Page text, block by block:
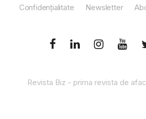
Confidențialitate
Newsletter
Revista Biz - prima revista de